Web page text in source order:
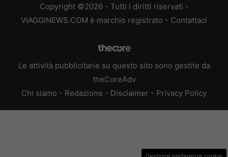
Copyright ©2026 - Tutti i diritti riservati -
VIAGGINEWS.COM è marchio registrato - Contattaci
Le attività pubblicitarie su questo sito sono gestite da
theCoreAdv
Chi siamo - Redazione - Disclaimer - Privacy Policy